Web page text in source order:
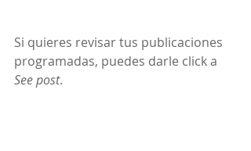
Si quieres revisar tus publicaciones
programadas, puedes darle click a
See post.